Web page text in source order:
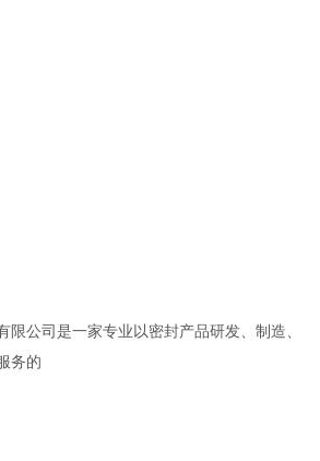
限公司是一家专业以密封产品研发、制造、
务的